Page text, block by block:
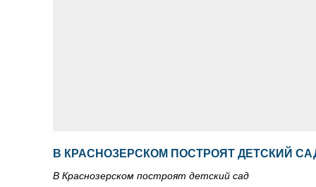
В КРАСНОЗЕРСКОМ ПОСТРОЯТ ДЕТСКИЙ
В Краснозерском построят детский сад